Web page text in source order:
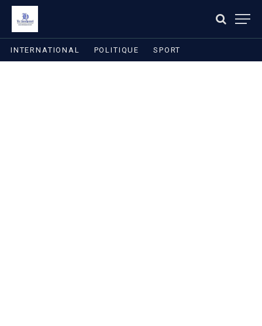
INTERNATIONAL POLITIQUE SPORT